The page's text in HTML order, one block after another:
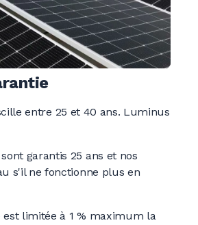
entre 25 et 40 ans. Luminus
garantis 25 ans et nos
s'il ne fonctionne plus en
est limitée à 1 % maximum la